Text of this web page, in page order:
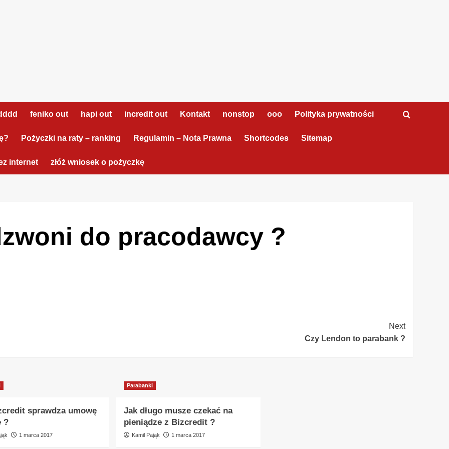
feniko out hapi out incredit out Kontakt nonstop ooo Polityka prywatności
Pożyczki na raty – ranking Regulamin – Nota Prawna Shortcodes Sitemap
internet złóż wniosek o pożyczkę
do pracodawcy ?
Next
Czy Lendon to parabank ?
sprawdza umowę
?
1 marca 2017
Parabanki
Jak długo musze czekać na
pieniądze z Bizcredit ?
Kamil Pająk 1 marca 2017